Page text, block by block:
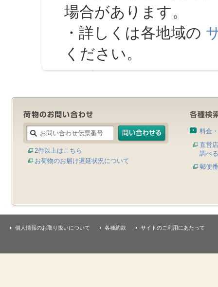
場合があります。
・詳しくは各地域の
ください。
2件以上はこちら
お荷物のお届け遅延状況について
料金
直営
調べる
郵便
個人情報のお取り扱いについて 各種約款 サイトのご利用にあたって